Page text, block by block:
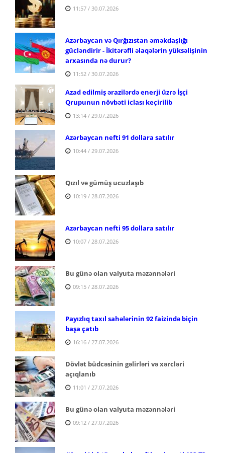
11:57 / 30.07.2026
Azərbaycan və Qırğızıstan əməkdaşlığı
gücləndirir - İkitərəfli əlaqələrin yüksəlişinin
arxasında nə durur?
11:52 / 30.07.2026
Azad edilmiş ərazilərdə enerji üzrə İşçi
Qrupunun növbəti iclası keçirilib
13:14 / 29.07.2026
Azərbaycan nefti 91 dollara satılır
10:44 / 29.07.2026
Qızıl və gümüş ucuzlaşıb
10:19 / 28.07.2026
Azərbaycan nefti 95 dollara satılır
10:07 / 28.07.2026
Bu günə olan valyuta məzənnələri
09:15 / 28.07.2026
Payızlıq taxıl sahələrinin 92 faizində biçin
başa çatıb
16:16 / 27.07.2026
Dövlət büdcəsinin gəlirləri və xərcləri
açıqlanıb
11:01 / 27.07.2026
Bu günə olan valyuta məzənnələri
09:12 / 27.07.2026